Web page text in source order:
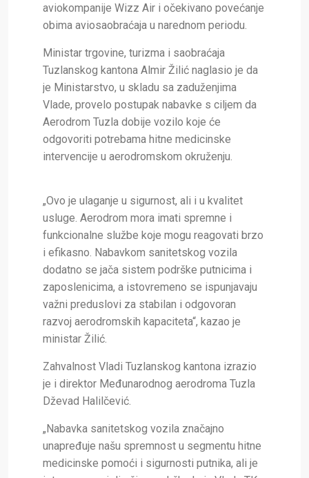
aviokompanije Wizz Air i očekivano povećanje
obima aviosaobraćaja u narednom periodu.
Ministar trgovine, turizma i saobraćaja
Tuzlanskog kantona Almir Žilić naglasio je da
je Ministarstvo, u skladu sa zaduženjima
Vlade, provelo postupak nabavke s ciljem da
Aerodrom Tuzla dobije vozilo koje će
odgovoriti potrebama hitne medicinske
intervencije u aerodromskom okruženju.
„Ovo je ulaganje u sigurnost, ali i u kvalitet
usluge. Aerodrom mora imati spremne i
funkcionalne službe koje mogu reagovati brzo
i efikasno. Nabavkom sanitetskog vozila
dodatno se jača sistem podrške putnicima i
zaposlenicima, a istovremeno se ispunjavaju
važni preduslovi za stabilan i odgovoran
razvoj aerodromskih kapaciteta“, kazao je
ministar Žilić.
Zahvalnost Vladi Tuzlanskog kantona izrazio
je i direktor Međunarodnog aerodroma Tuzla
Dževad Halilčević.
„Nabavka sanitetskog vozila značajno
unapređuje našu spremnost u segmentu hitne
medicinske pomoći i sigurnosti putnika, ali je